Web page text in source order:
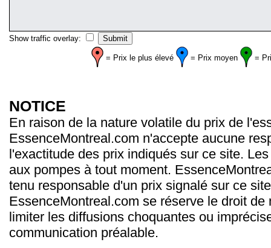
Show traffic overlay:
= Prix le plus élevé = Prix moyen =
NOTICE
En raison de la nature volatile du prix de
EssenceMontreal.com n'accepte aucune
l'exactitude des prix indiqués sur ce site.
aux pompes à tout moment.
tenu responsable d'un prix signalé sur ce
EssenceMontreal.com se réserve le droit de
limiter les diffusions choquantes ou
communication préalable.